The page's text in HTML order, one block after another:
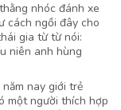
nhóc đánh xe
cách ngồi đây cho
gia từ từ nói:
niên anh hùng
nay giới trẻ
một người thích hợp